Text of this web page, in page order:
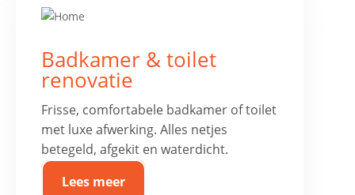
Badkamer & toilet
renovatie
Frisse, comfortabele badkamer of toilet
met luxe afwerking. Alles netjes
betegeld, afgekit en waterdicht.
Lees meer